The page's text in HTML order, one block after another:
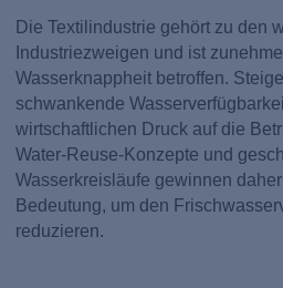
Die Textilindustrie gehört zu den
Industriezweigen und ist
Wasserknappheit betroffen.
schwankende
wirtschaftlichen Druck auf die
Water-Reuse-Konzepte und
Wasserkreisläufe gewinnen
Bedeutung, um den
reduzieren.